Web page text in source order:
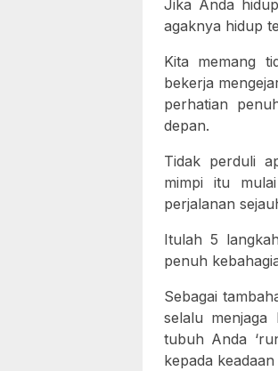
Jika Anda
agaknya hidup
Kita memang
bekerja
perhatian
depan.
Tidak perduli
mimpi itu
perjalanan
Itulah 5
penuh
Sebagai
selalu
tubuh Anda
kepada